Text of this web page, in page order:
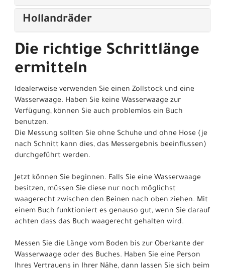
Hollandräder
Die richtige Schrittlänge
ermitteln
Idealerweise verwenden Sie einen Zollstock und eine
Wasserwaage. Haben Sie keine Wasserwaage zur
Verfügung, können Sie auch problemlos ein Buch
benutzen.
Die Messung sollten Sie ohne Schuhe und ohne Hose (je
nach Schnitt kann dies, das Messergebnis beeinflussen)
durchgeführt werden.
Jetzt können Sie beginnen. Falls Sie eine Wasserwaage
besitzen, müssen Sie diese nur noch möglichst
waagerecht zwischen den Beinen nach oben ziehen. Mit
einem Buch funktioniert es genauso gut, wenn Sie darauf
achten dass das Buch waagerecht gehalten wird.
Messen Sie die Länge vom Boden bis zur Oberkante der
Wasserwaage oder des Buches. Haben Sie eine Person
Ihres Vertrauens in Ihrer Nähe, dann lassen Sie sich beim